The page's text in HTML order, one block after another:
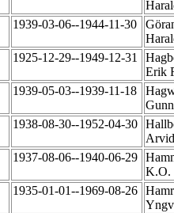
1939-03-06--1944-11-30
1925-12-29--1949-12-31
Erik
1939-05-03--1939-11-18
1938-08-30--1952-04-30
1937-08-06--1940-06-29
K.O.
1935-01-01--1969-08-26